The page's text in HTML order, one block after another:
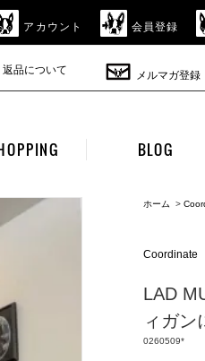
アカウント 会員登録
品について メルマガ登録
BLOG
ホーム >
Coordinate
LAD
ィガン
0260509*